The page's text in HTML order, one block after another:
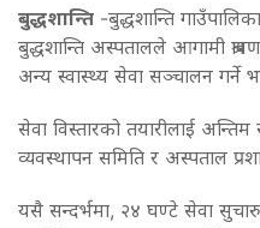
बुद्धशान्ति -बुद्धशान्ति
बुद्धशान्ति अस्पतालले आगामी
अन्य स्वास्थ्य सेवा सञ्चालन गर्ने
सेवा विस्तारको तयारीलाई
व्यवस्थापन समिति र अस्पताल
यसै सन्दर्भमा, २४ घण्टे सेवा